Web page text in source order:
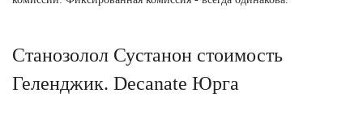
Станозолол Сустанон стоимость
Геленджик. Decanate Юрга